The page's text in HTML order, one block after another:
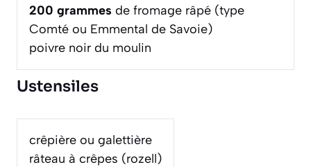
200 grammes de fromage râpé (type
Comté ou Emmental de Savoie)
poivre noir du moulin
Ustensiles
crêpière ou galettière
râteau à crêpes (rozell)